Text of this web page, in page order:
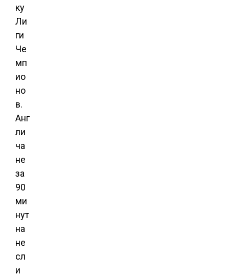
ку
Ли
ги
Че
мп
ио
но
в.
Анг
ли
ча
не
за
90
ми
нут
на
не
сл
и